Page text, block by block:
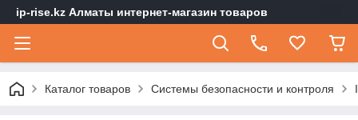
ip-rise.kz Алматы интернет-магазин товаров
Каталог товаров Системы безопасности и контроля